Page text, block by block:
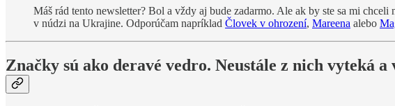
Máš rád tento newsletter? Bol a vždy aj bude zadarmo. Ale ak by ste sa mi
v núdzi na Ukrajine. Odporúčam napríklad Človek v ohrození, Mareena alebo
Značky sú ako deravé vedro. Neustále z nich vyteká